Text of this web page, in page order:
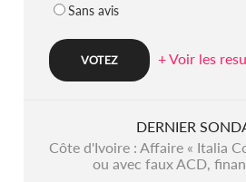
Sans avis
+ Voir les
DERNIER
Côte d'Ivoire : Affaire « Italia
ou avec faux ACD,